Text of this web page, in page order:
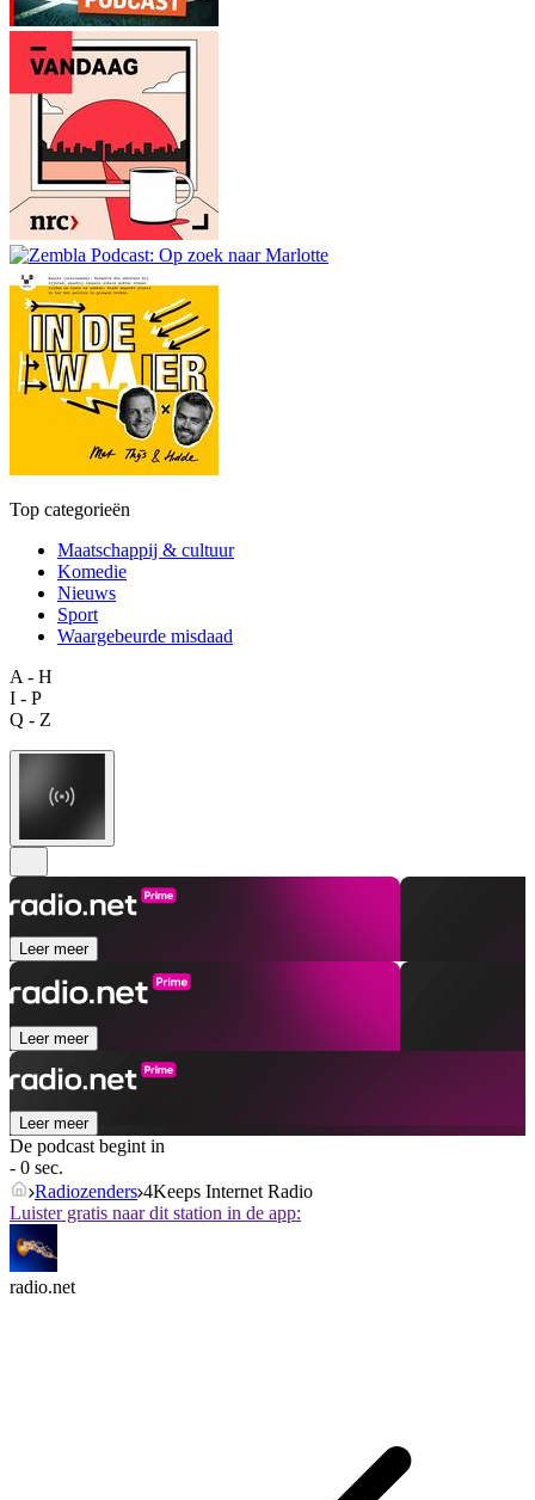
Top categorieën
Maatschappij & cultuur
Komedie
Nieuws
Sport
Waargebeurde misdaad
A - H
I - P
Q - Z
Leer meer
Leer meer
Leer meer
De podcast begint in
- 0 sec.
Radiozenders 4Keeps Internet Radio
Luister gratis naar dit station in de app:
radio.net